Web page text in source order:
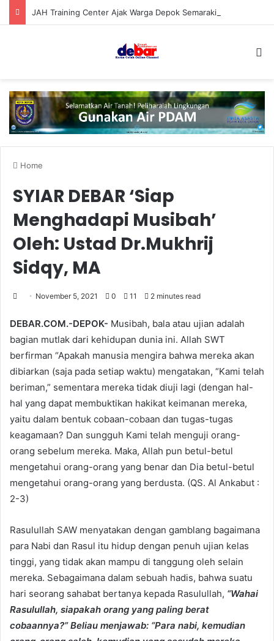
Home
SYIAR DEBAR ‘Siap
Menghadapi Musibah’
Oleh: Ustad Dr.Mukhrij
Sidqy, MA
November 5, 2021 0 11 2 minutes read
DEBAR.COM.-DEPOK- Musibah, bala atau ujian adalah
bagian mutlak dari kehidupan dunia ini. Allah SWT
berfirman “Apakah manusia mengira bahwa mereka akan
dibiarkan (saja pada setiap waktu) mengatakan, “Kami telah
beriman,” sementara mereka tidak diuji lagi (dengan hal-
hal yang dapat membuktikan hakikat keimanan mereka,
yaitu dalam bentuk cobaan-cobaan dan tugas-tugas
keagamaan? Dan sungguh Kami telah menguji orang-
orang sebelum mereka. Maka, Allah pun betul-betul
mengetahui orang-orang yang benar dan Dia betul-betul
mengetahui orang-orang yang berdusta. (QS. Al Ankabut :
2-3)
Rasulullah SAW menyatakan dengan gamblang bagaimana
para Nabi dan Rasul itu hidup dengan penuh ujian kelas
tinggi, yang tidak akan mampu di tanggung oleh selain
mereka. Sebagaimana dalam sebuah hadis, bahwa suatu
hari seorang sahabat bertanya kepada Rasulullah, “Wahai
Rasulullah, siapakah orang yang paling berat
cobaannya?” Beliau menjawab: “Para nabi, kemudian